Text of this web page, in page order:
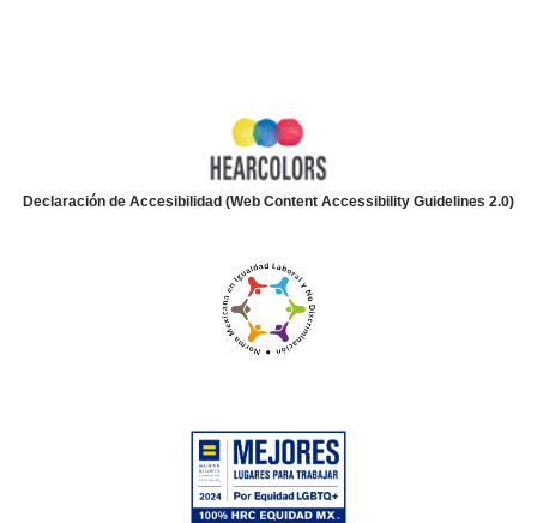
Declaración de Accesibilidad (Web Content Accessibility Guidelines 2.0)